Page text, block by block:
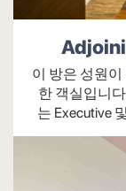
룸서비스
객실 내 서
로맨틱 장
요청 시
이 방은 성원
한 객실입니
는 Executive